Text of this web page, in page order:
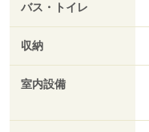
バス・トイレ
収納
室内設備